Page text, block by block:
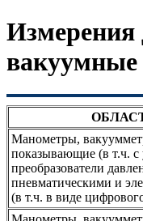
Измерения
вакуумные
Манометры,
показывающие (в т.ч.
преобразователи
пневматическими и
(в т.ч. в виде